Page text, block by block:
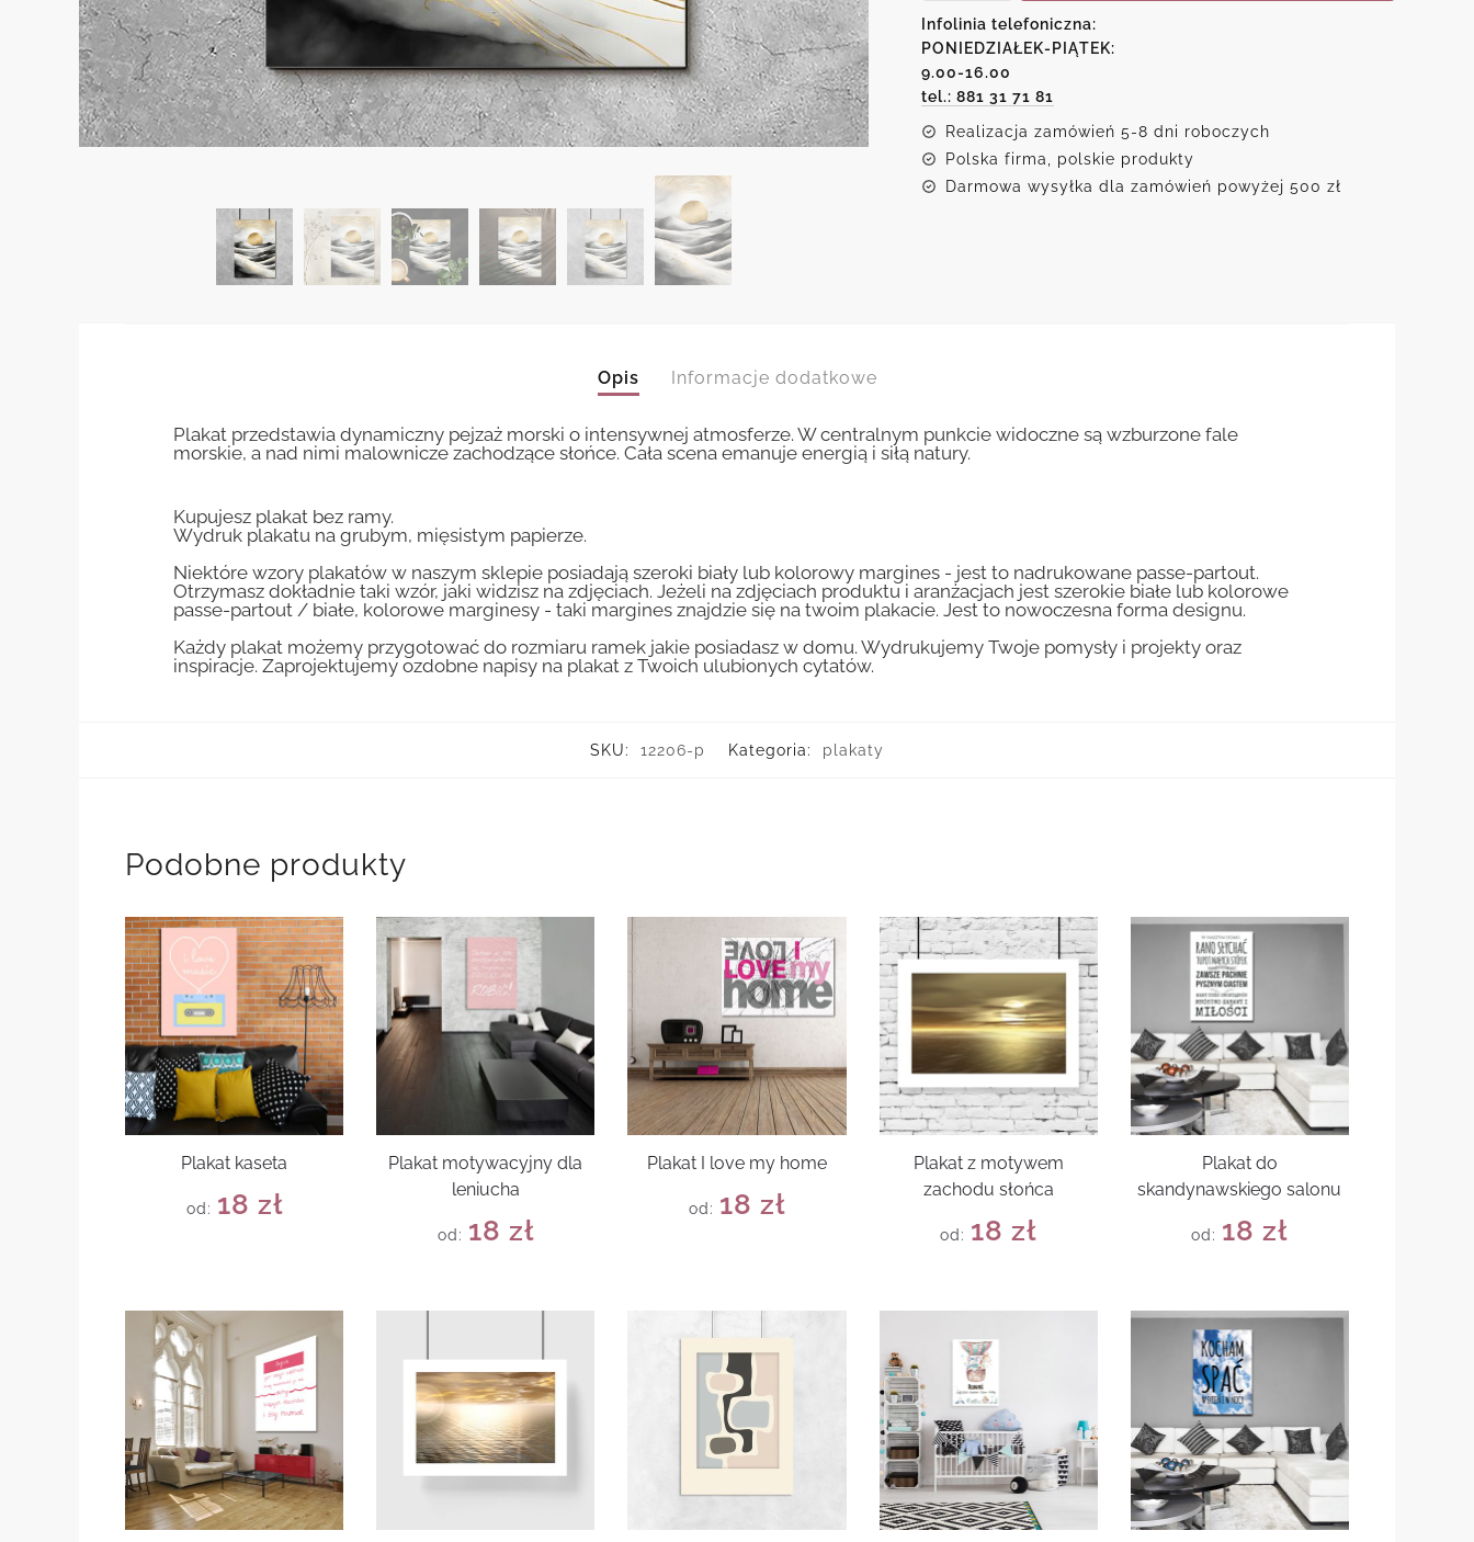
falami
Infolinia telefoniczna:
PONIEDZIAŁEK-PIĄTEK:
9.00-16.00
tel.: 881 31 71 81
Realizacja zamówień 5-8 dni roboczych
Polska firma, polskie produkty
Darmowa wysyłka dla zamówień powyżej 500 zł
Opis Informacje dodatkowe
Plakat przedstawia dynamiczny pejzaż morski o intensywnej atmosferze. W centralnym punkcie widoczne są wzburzone fale
morskie, a nad nimi malownicze zachodzące słońce. Cała scena emanuje energią i siłą natury.
Kupujesz plakat bez ramy.
Wydruk plakatu na grubym, mięsistym papierze.
Niektóre wzory plakatów w naszym sklepie posiadają szeroki biały lub kolorowy margines - jest to nadrukowane passe-partout.
Otrzymasz dokładnie taki wzór, jaki widzisz na zdjęciach. Jeżeli na zdjęciach produktu i aranżacjach jest szerokie białe lub kolorowe
passe-partout / białe, kolorowe marginesy - taki margines znajdzie się na twoim plakacie. Jest to nowoczesna forma designu.
Każdy plakat możemy przygotować do rozmiaru ramek jakie posiadasz w domu. Wydrukujemy Twoje pomysły i projekty oraz
inspiracje. Zaprojektujemy ozdobne napisy na plakat z Twoich ulubionych cytatów.
SKU: 12206-p Kategoria: plakaty
Podobne produkty
Plakat kaseta
od: 18 zł
Plakat motywacyjny dla
leniucha
od: 18 zł
Plakat I love my home
od: 18 zł
Plakat z motywem
zachodu słońca
od: 18zł
Plakat do
skandynawskiego salonu
od: 18zł